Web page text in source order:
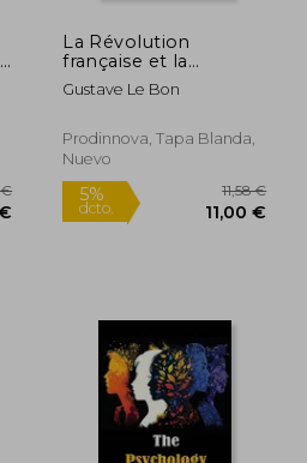
5%
dcto.
La Révolution
française et la
psychologie des
Révolutions (en
Gustave Le Bon
Prodinnova, Tapa Blanda,
Nuevo